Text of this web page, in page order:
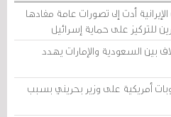
أدت إلى تصورات عامة مفادها
للتركيز على حماية إسرائيل
بين السعودية والإمارات يهدد
أمريكية على وزير بحريني بسبب